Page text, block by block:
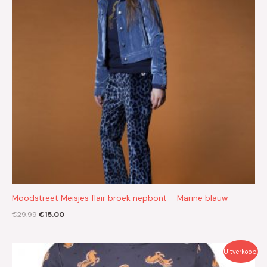
Moodstreet Meisjes flair broek nepbont – Marine blauw
€29.99€15.00
Uitverkoop!
Oorspronkelijke
prijs
Huidige
prijs